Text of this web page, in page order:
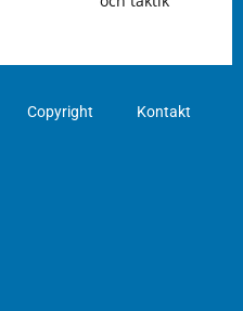
Copyright Kontakt